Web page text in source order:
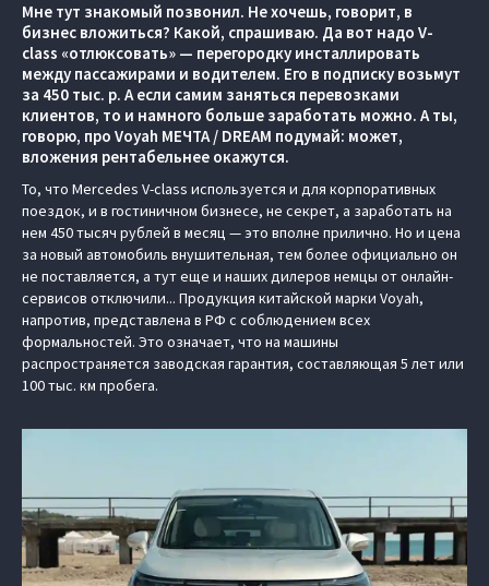
Мне тут знакомый позвонил. Не хочешь, говорит, в
бизнес вложиться? Какой, спрашиваю. Да вот надо V-
class «отлюксовать» — перегородку инсталлировать
между пассажирами и водителем. Его в подписку возьмут
за 450 тыс. р. А если самим заняться перевозками
клиентов, то и намного больше заработать можно. А ты,
говорю, про Voyah МЕЧТА / DREAM подумай: может,
вложения рентабельнее окажутся.
То, что Mercedes V-class используется и для корпоративных
поездок, и в гостиничном бизнесе, не секрет, а заработать на
нем 450 тысяч рублей в месяц — это вполне прилично. Но и цена
за новый автомобиль внушительная, тем более официально он
не поставляется, а тут еще и наших дилеров немцы от онлайн-
сервисов отключили... Продукция китайской марки Voyah,
напротив, представлена в РФ с соблюдением всех
формальностей. Это означает, что на машины
распространяется заводская гарантия, составляющая 5 лет или
100 тыс. км пробега.